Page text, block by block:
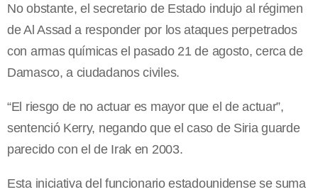
No obstante, el secretario de Estado indujo al régimen
de Al Assad a responder por los ataques perpetrados
con armas químicas el pasado 21 de agosto, cerca de
Damasco, a ciudadanos civiles.
“El riesgo de no actuar es mayor que el de actuar”,
sentenció Kerry, negando que el caso de Siria guarde
parecido con el de Irak en 2003.
Esta iniciativa del funcionario estadounidense se suma